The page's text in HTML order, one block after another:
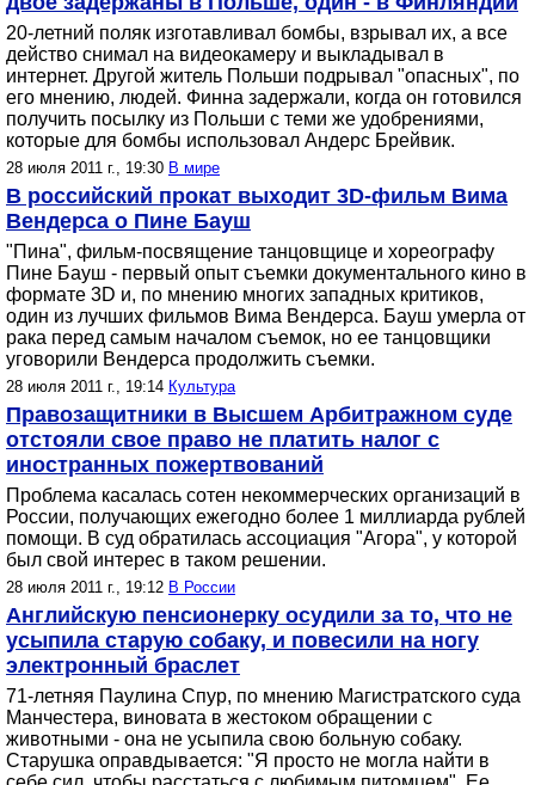
20-летний поляк изготавливал бомбы, взрывал их, а все
действо снимал на видеокамеру и выкладывал в
интернет. Другой житель Польши подрывал "опасных", по
его мнению, людей. Финна задержали, когда он готовился
получить посылку из Польши с теми же удобрениями,
которые для бомбы использовал Андерс Брейвик.
28 июля 2011 г., 19:30 В мире
В российский прокат выходит 3D-фильм Вима
Вендерса о Пине Бауш
"Пина", фильм-посвящение танцовщице и хореографу
Пине Бауш - первый опыт съемки документального кино в
формате 3D и, по мнению многих западных критиков,
один из лучших фильмов Вима Вендерса. Бауш умерла от
рака перед самым началом съемок, но ее танцовщики
уговорили Вендерса продолжить съемки.
28 июля 2011 г., 19:14 Культура
Правозащитники в Высшем Арбитражном суде
отстояли свое право не платить налог с
иностранных пожертвований
Проблема касалась сотен некоммерческих организаций в
России, получающих ежегодно более 1 миллиарда рублей
помощи. В суд обратилась ассоциация "Агора", у которой
был свой интерес в таком решении.
28 июля 2011 г., 19:12 В России
Английскую пенсионерку осудили за то, что не
усыпила старую собаку, и повесили на ногу
электронный браслет
71-летняя Паулина Спур, по мнению Магистратского суда
Манчестера, виновата в жестоком обращении с
животными - она не усыпила свою больную собаку.
Старушка оправдывается: "Я просто не могла найти в